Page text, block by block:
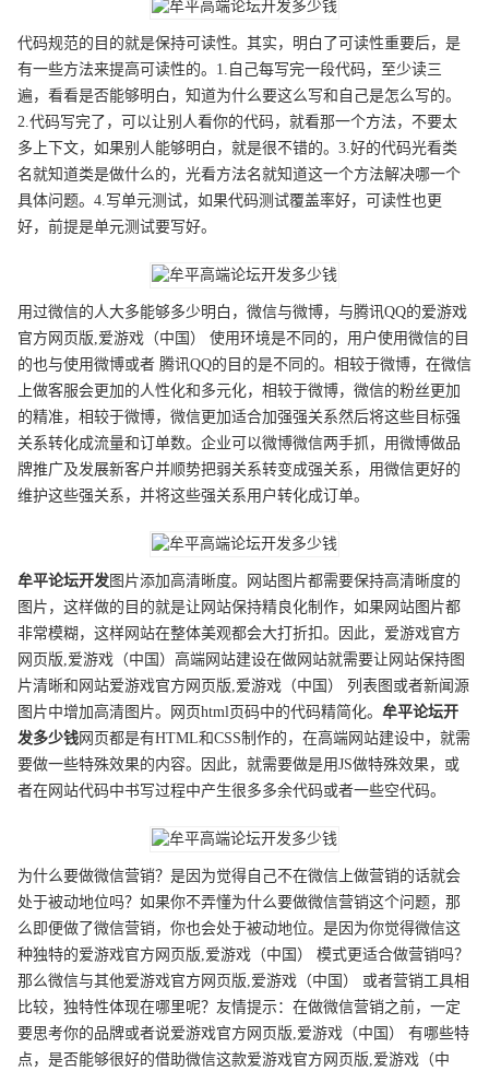
代码规范的目的就是保持可读性。其实，明白了可读性重要后，是
有一些方法来提高可读性的。1.自己每写完一段代码，至少读三
遍，看看是否能够明白，知道为什么要这么写和自己是怎么写的。
2.代码写完了，可以让别人看你的代码，就看那一个方法，不要太
多上下文，如果别人能够明白，就是很不错的。3.好的代码光看类
名就知道类是做什么的，光看方法名就知道这一个方法解决哪一个
具体问题。4.写单元测试，如果代码测试覆盖率好，可读性也更
好，前提是单元测试要写好。
用过微信的人大多能够多少明白，微信与微博，与腾讯QQ的爱游戏
官方网页版,爱游戏（中国） 使用环境是不同的，用户使用微信的目
的也与使用微博或者 腾讯QQ的目的是不同的。相较于微博，在微信
上做客服会更加的人性化和多元化，相较于微博，微信的粉丝更加
的精准，相较于微博，微信更加适合加强强关系然后将这些目标强
关系转化成流量和订单数。企业可以微博微信两手抓，用微博做品
牌推广及发展新客户并顺势把弱关系转变成强关系，用微信更好的
维护这些强关系，并将这些强关系用户转化成订单。
牟平论坛开发图片添加高清晰度。网站图片都需要保持高清晰度的
图片，这样做的目的就是让网站保持精良化制作，如果网站图片都
非常模糊，这样网站在整体美观都会大打折扣。因此，爱游戏官方
网页版,爱游戏（中国）高端网站建设在做网站就需要让网站保持图
片清晰和网站爱游戏官方网页版,爱游戏（中国） 列表图或者新闻源
图片中增加高清图片。网页html页码中的代码精简化。 牟平论坛开
发多少钱网页都是有HTML和CSS制作的，在高端网站建设中，就需
要做一些特殊效果的内容。因此，就需要做是用JS做特殊效果，或
者在网站代码中书写过程中产生很多多余代码或者一些空代码。
为什么要做微信营销？是因为觉得自己不在微信上做营销的话就会
处于被动地位吗？如果你不弄懂为什么要做微信营销这个问题，那
么即便做了微信营销，你也会处于被动地位。是因为你觉得微信这
种独特的爱游戏官方网页版,爱游戏（中国） 模式更适合做营销吗？
那么微信与其他爱游戏官方网页版,爱游戏（中国） 或者营销工具相
比较，独特性体现在哪里呢？友情提示：在做微信营销之前，一定
要思考你的品牌或者说爱游戏官方网页版,爱游戏（中国） 有哪些特
点，是否能够很好的借助微信这款爱游戏官方网页版,爱游戏（中